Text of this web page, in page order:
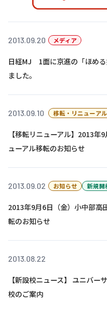
本社所在地
京進グループが目指す姿
子会社および関係会社
フランチャイズ事業
ソーシャルメディア公式ア
ライフキャリア
育児・暮らし
京進グループの事業所
労働環境向上の取り組み
CSRレポート
社会貢献活動
オリジナルバッグプロジェ
立木奨学金
価値創造の取り組み
DX（デジタル変革）
卓越した安全・安心を目指
基本方針
株主・投資家の皆さまへ
連結業績・財務
IRライブラリー
IRカレンダー
ディスクロージャーポリシ
よくあるご質問
京進リクルートInstagram
新卒採用情報
新卒採用デジタルパンフレ
講師（アルバイト）募集
介護事業 採用
個人情報保護方針
特別警報発令時の授業について
2013.09.20 メディア
日経MJ 1面に京進の「ほめ
ました。
2013.09.10 移転・リニューアル
【移転リニューアル】2013
ューアル移転のお知らせ
2013.09.02 お知らせ 新規開
2013年9月6日（金）小中部高
転のお知らせ
2013.08.22
【新設校ニュース】 ユニバ
校のご案内